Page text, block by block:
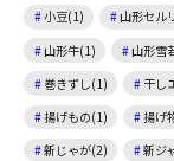
小豆(1)
山形セル
山形牛(1)
山形雪
巻きずし(1)
干し
揚げもの(1)
揚げ
新じゃが(2)
新ジ